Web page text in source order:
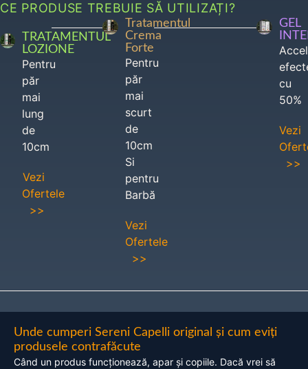
CE PRODUSE TREBUIE SĂ UTILIZAȚI?
TRATAMENTUL
LOZIONE
Pentru
păr
mai
lung
de
10cm
Vezi
Ofertele
>>
Tratamentul
Crema
Forte
Pentru
păr
mai
scurt
de
10cm
Si
pentru
Barbă
Vezi
Ofertele
>>
GEL
cu
50%
Vezi
>>
Unde cumperi Sereni Capelli original și cum eviți
produsele contrafăcute
Când un produs funcționează, apar și copiile. Dacă vrei să